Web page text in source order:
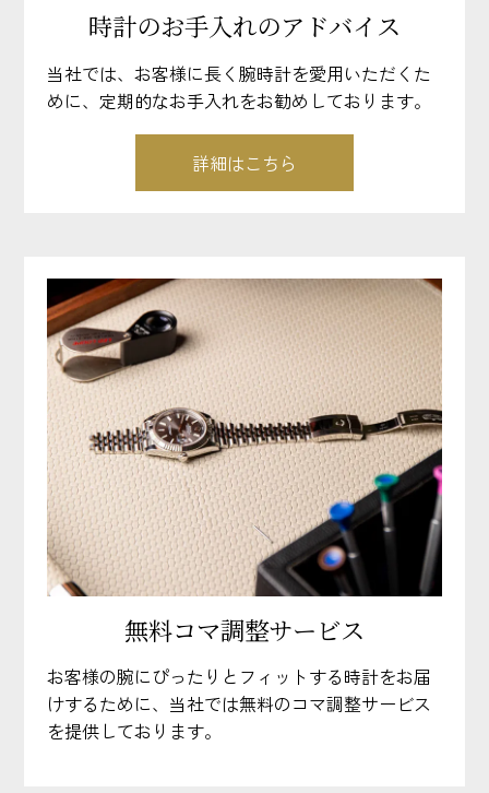
時計のお手入れのアドバイス
当社では、お客様に長く腕時計を愛用いただくた
めに、定期的なお手入れをお勧めしております。
詳細はこちら
無料コマ調整サービス
お客様の腕にぴったりとフィットする時計をお届
けするために、当社では無料のコマ調整サービス
を提供しております。